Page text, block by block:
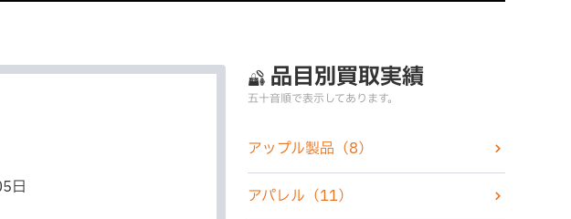
日
品目別買取実績
五十音順で表示してあります。
アップル製品 （8）
アパレル （11）